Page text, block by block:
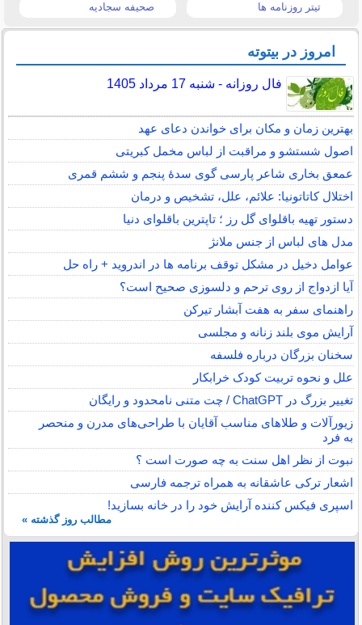
تیتر روزنامه ها صحیفه سجادیه
امروز در بیتوته
فال روزانه - شنبه 17 مرداد 1405
بهترین زمان و مکان برای خواندن دعای عهد
اصول شستشو و مراقبت از لباس مخمل کبریتی
عمعق بخاری شاعر پارسی گوی سدهٔ پنجم و ششم قمری
اختلال کاتاتونیا: علائم، علل، تشخیص و درمان
دستور تهیه باقلوای گل رز ؛ تاپترین باقلوای دنیا
مدل های لباس از جنس ملانژ
عوامل دخیل در مشکل توقف برنامه ها در اندروید + راه حل
آیا ازدواج از روی ترحم و دلسوزی صحیح است؟
راهنمای سفر به هفت آبشار تیرکن
آرایش موی بلند زنانه و مجلسی
سخنان بزرگان درباره فلسفه
علل و نحوه تربیت کودک خرابکار
تغییر بزرگ در ChatGPT / چت متنی نامحدود و رایگان
زیورآلات و طلاهای مناسب آقایان با طراحی‌های مدرن و منحصر
به فرد
نبوت از نظر اهل سنت به چه صورت است ؟
اشعار ترکی عاشقانه به همراه ترجمه فارسی
اسپری فیکس کننده آرایش خود را در خانه بسازید!
مطالب روز گذشته »